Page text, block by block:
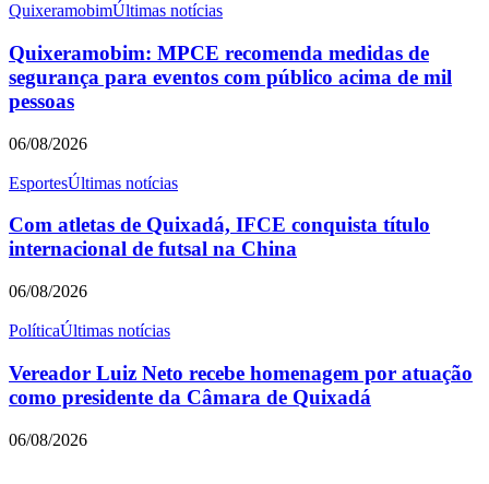
QuixeramobimÚltimas notícias
Quixeramobim: MPCE recomenda medidas de
segurança para eventos com público acima de mil
pessoas
06/08/2026
EsportesÚltimas notícias
Com atletas de Quixadá, IFCE conquista título
internacional de futsal na China
06/08/2026
PolíticaÚltimas notícias
Vereador Luiz Neto recebe homenagem por atuação
como presidente da Câmara de Quixadá
06/08/2026